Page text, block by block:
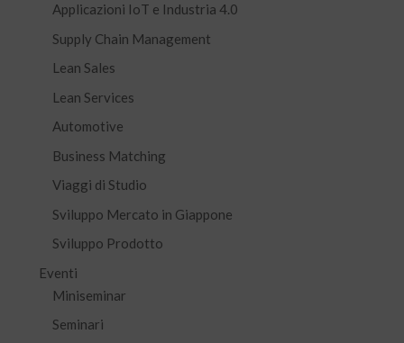
Applicazioni IoT e Industria 4.0
Supply Chain Management
Lean Sales
Lean Services
Automotive
Business Matching
Viaggi di Studio
Sviluppo Mercato in Giappone
Sviluppo Prodotto
Eventi
Miniseminar
Seminari